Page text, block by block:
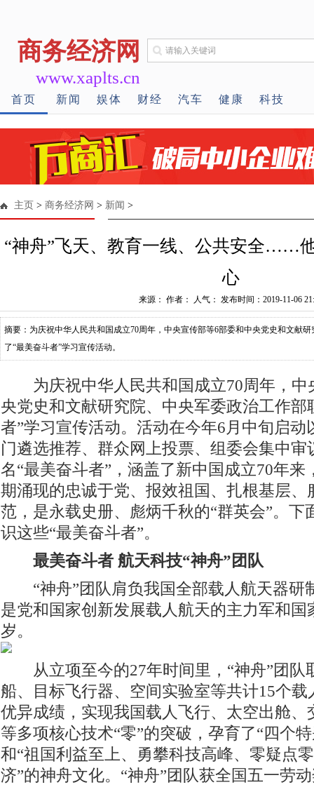
商务经济网
www.xaplts.cn
首页 新闻 娱体 财经 汽车 健康 科技
主页 > 商务经济网 > 新闻 >
“神舟”飞天、教育一线、公共安全……
心
来源： 作者： 人气： 发布时间：2019-11-06
摘要：为庆祝中华人民共和国成立70周年，中央宣传部等6部委和中央党史和文献
了“最美奋斗者”学习宣传活动。
为庆祝中华人民共和国成立70周年，中
央党史和文献研究院、中央军委政治工作部
者”学习宣传活动。活动在今年6月中旬启动
门遴选推荐、群众网上投票、组委会集中审
名“最美奋斗者”，涵盖了新中国成立70年来
期涌现的忠诚于党、报效祖国、扎根基层、
范，是永载史册、彪炳千秋的“群英会”。下
识这些“最美奋斗者”。
最美奋斗者 航天科技“神舟”团队
“神舟”团队肩负我国全部载人航天器研
是党和国家创新发展载人航天的主力军和国
岁。
从立项至今的27年时间里，“神舟”团队
船、目标飞行器、空间实验室等共计15个
优异成绩，实现我国载人飞行、太空出舱、
等多项核心技术“零”的突破，孕育了“四个
和“祖国利益至上、勇攀科技高峰、零疑点
济”的神舟文化。“神舟”团队获全国五一劳